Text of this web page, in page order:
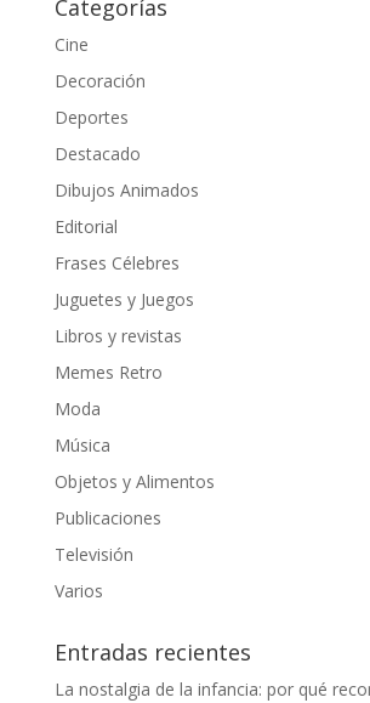
Categorías
Cine
Decoración
Deportes
Destacado
Dibujos Animados
Editorial
Frases Célebres
Juguetes y Juegos
Libros y revistas
Memes Retro
Moda
Música
Objetos y Alimentos
Publicaciones
Televisión
Varios
Entradas recientes
La nostalgia de la infancia: por qué